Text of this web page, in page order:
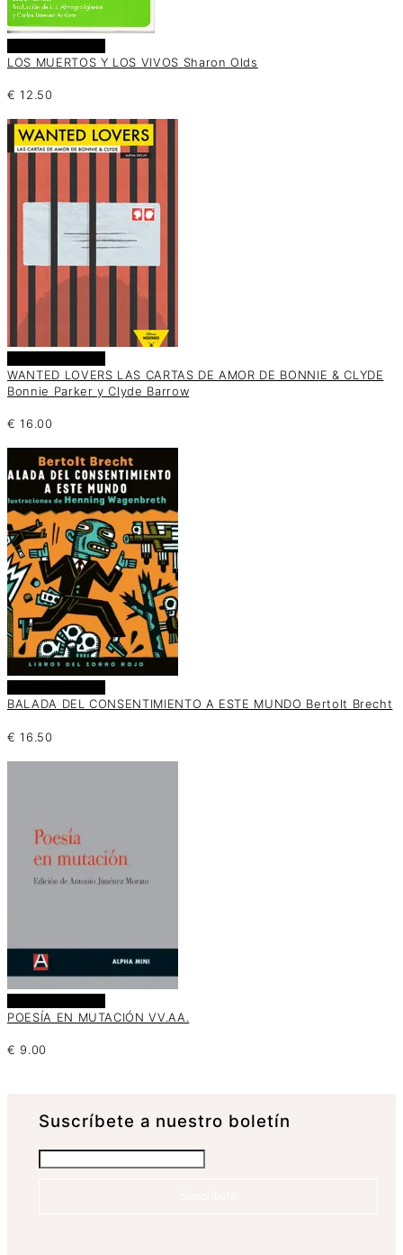
LOS MUERTOS Y LOS VIVOS Sharon Olds
€ 12.50
WANTED LOVERS LAS CARTAS DE AMOR DE BONNIE & CLYDE
Bonnie Parker y Clyde Barrow
€ 16.00
BALADA DEL CONSENTIMIENTO A ESTE MUNDO Bertolt Brecht
€ 16.50
POESÍA EN MUTACIÓN VV.AA.
€ 9.00
Suscrí­bete a nuestro boletín